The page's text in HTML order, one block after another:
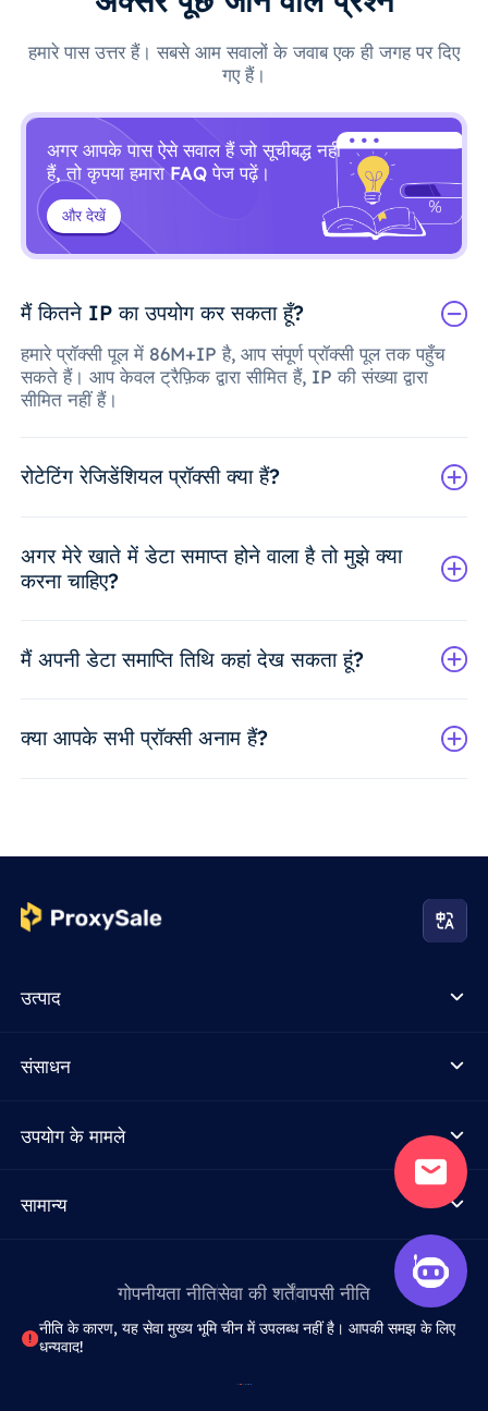
हमारे पास उत्तर हैं। सबसे आम सवालों के जवाब एक ही जगह पर दिए
गए हैं।
अगर आपके पास ऐसे सवाल हैं जो सूचीबद्ध नहीं
हैं, तो कृपया हमारा FAQ पेज पढ़ें।
और देखें
मैं कितने IP का उपयोग कर सकता हूँ?
हमारे प्रॉक्सी पूल में 86M+IP है, आप संपूर्ण प्रॉक्सी पूल तक पहुँच
सकते हैं। आप केवल ट्रैफ़िक द्वारा सीमित हैं, IP की संख्या द्वारा
सीमित नहीं हैं।
रोटेटिंग रेजिडेंशियल प्रॉक्सी क्या हैं?
अगर मेरे खाते में डेटा समाप्त होने वाला है तो मुझे क्या
करना चाहिए?
मैं अपनी डेटा समाप्ति तिथि कहां देख सकता हूं?
क्या आपके सभी प्रॉक्सी अनाम हैं?
उत्पाद
संसाधन
उपयोग के मामले
सामान्य
गोपनीयता नीतिसेवा की शर्तेंवापसी नीति
नीति के कारण, यह सेवा मुख्य भूमि चीन में उपलब्ध नहीं है। आपकी समझ के लिए
धन्यवाद!